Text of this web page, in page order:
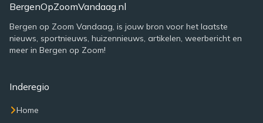
BergenOpZoomVandaag.nl
Bergen op Zoom Vandaag, is jouw bron voor het laatste
nieuws, sportnieuws, huizennieuws, artikelen, weerbericht en
meer in Bergen op Zoom!
Inderegio
Home